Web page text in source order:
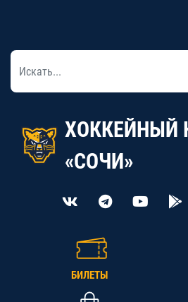
ХОККЕЙНЫЙ
«СОЧИ»
БИЛЕТЫ